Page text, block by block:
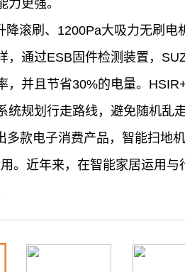
更强。
降滚刷、1200Pa大吸力无刷
通过ESB固件检测装置，
，并且节省30%的电量。
规划行走路线，避免随机乱
款电子消费产品，智能扫地
。近年来，在智能家居运用